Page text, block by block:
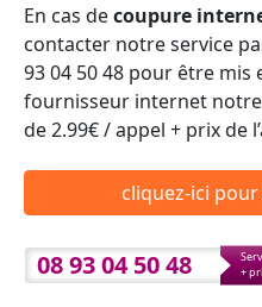
En cas decoupure
contacter notre service
93 04 50 48 pour être
fournisseur internet
de 2.99€ / appel + prix de
cliquez-ici
08 93 04 50 48
+